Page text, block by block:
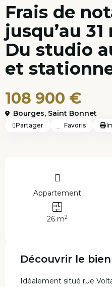
Frais de
jusqu’au
Du studio
et
108 900 €
Bourges, Saint Bonnet
Partager Favoris
Appartement
26 m2
Découvrir le bien
Idéalement situé rue